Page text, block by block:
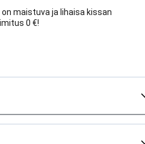
maistuva ja lihaisa kissan
0 €!